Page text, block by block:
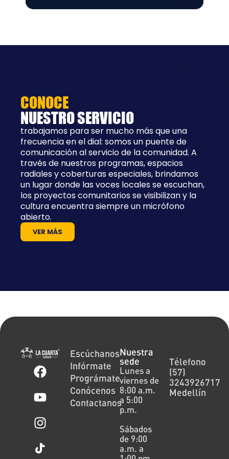
CONOCE
NUESTRO SERVICIO
trabajamos para ser mucho más que una
frecuencia en el dial: somos un puente de
comunicación al servicio de la comunidad. A
través de nuestros programas, espacios
radiales y coberturas especiales, brindamos
un lugar donde las voces locales se escuchan,
los proyectos comunitarios se visibilizan y la
cultura encuentra siempre un micrófono
abierto.
VER MÁS
Escúchanos
Infórmate
Prográmate
Conócenos
Contactanos
Nuestra
sede
Lunes a
viernes de
8:00 a.m.
a 5:00
p.m.
Sábados
de 9:00
a.m. a
Télefono
(57)
3243926717
Medellín